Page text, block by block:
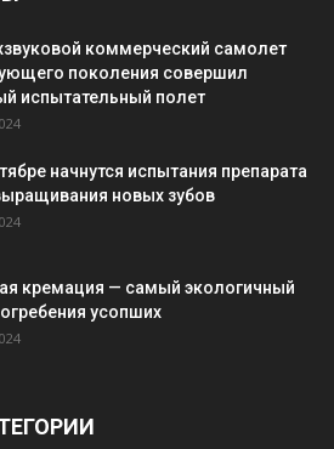
коммерческий самолет
поколения совершил
испытательный полет
начнутся испытания препарата
новых зубов
кремация — самый экологичный
усопших